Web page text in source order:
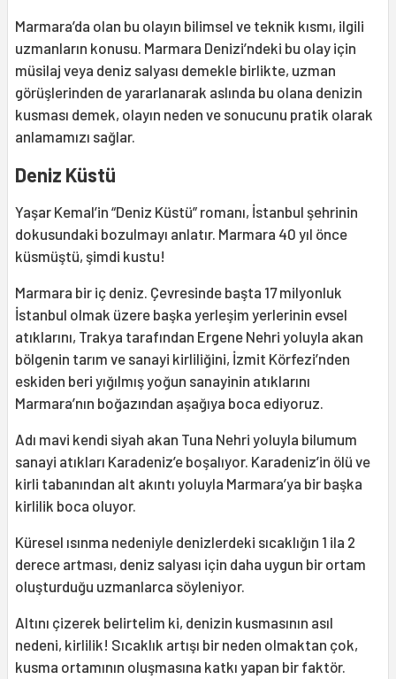
Marmara’da olan bu olayın bilimsel ve teknik kısmı, ilgili
uzmanların konusu. Marmara Denizi’ndeki bu olay için
müsilaj veya deniz salyası demekle birlikte, uzman
görüşlerinden de yararlanarak aslında bu olana denizin
kusması demek, olayın neden ve sonucunu pratik olarak
anlamamızı sağlar.
Deniz Küstü
Yaşar Kemal’in “Deniz Küstü” romanı, İstanbul şehrinin
dokusundaki bozulmayı anlatır. Marmara 40 yıl önce
küsmüştü, şimdi kustu!
Marmara bir iç deniz. Çevresinde başta 17 milyonluk
İstanbul olmak üzere başka yerleşim yerlerinin evsel
atıklarını, Trakya tarafından Ergene Nehri yoluyla akan
bölgenin tarım ve sanayi kirliliğini, İzmit Körfezi’nden
eskiden beri yığılmış yoğun sanayinin atıklarını
Marmara’nın boğazından aşağıya boca ediyoruz.
Adı mavi kendi siyah akan Tuna Nehri yoluyla bilumum
sanayi atıkları Karadeniz’e boşalıyor. Karadeniz’in ölü ve
kirli tabanından alt akıntı yoluyla Marmara’ya bir başka
kirlilik boca oluyor.
Küresel ısınma nedeniyle denizlerdeki sıcaklığın 1 ila 2
derece artması, deniz salyası için daha uygun bir ortam
oluşturduğu uzmanlarca söyleniyor.
Altını çizerek belirtelim ki, denizin kusmasının asıl
nedeni, kirlilik! Sıcaklık artışı bir neden olmaktan çok,
kusma ortamının oluşmasına katkı yapan bir faktör.